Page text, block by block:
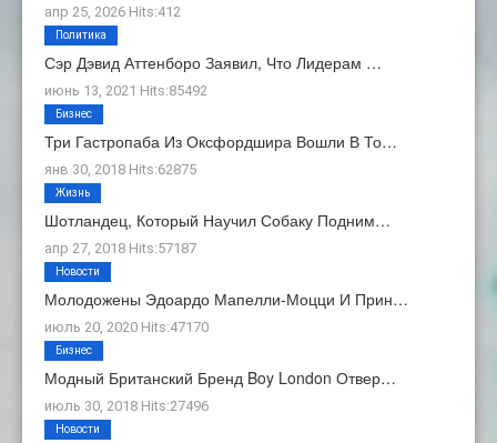
апр 25, 2026 Hits:412
Сэр Дэвид Аттенборо Заявил, Что Лидерам …
июнь 13, 2021 Hits:85492
Политика
Три Гастропаба Из Оксфордшира Вошли В То…
янв 30, 2018 Hits:62875
Бизнес
Шотландец, Который Научил Собаку Подним…
апр 27, 2018 Hits:57187
Жизнь
Молодожены Эдоардо Мапелли-Моцци И Прин…
июль 20, 2020 Hits:47170
Новости
Модный Британский Бренд Boy London Отвер…
июль 30, 2018 Hits:27496
Бизнес
Новости